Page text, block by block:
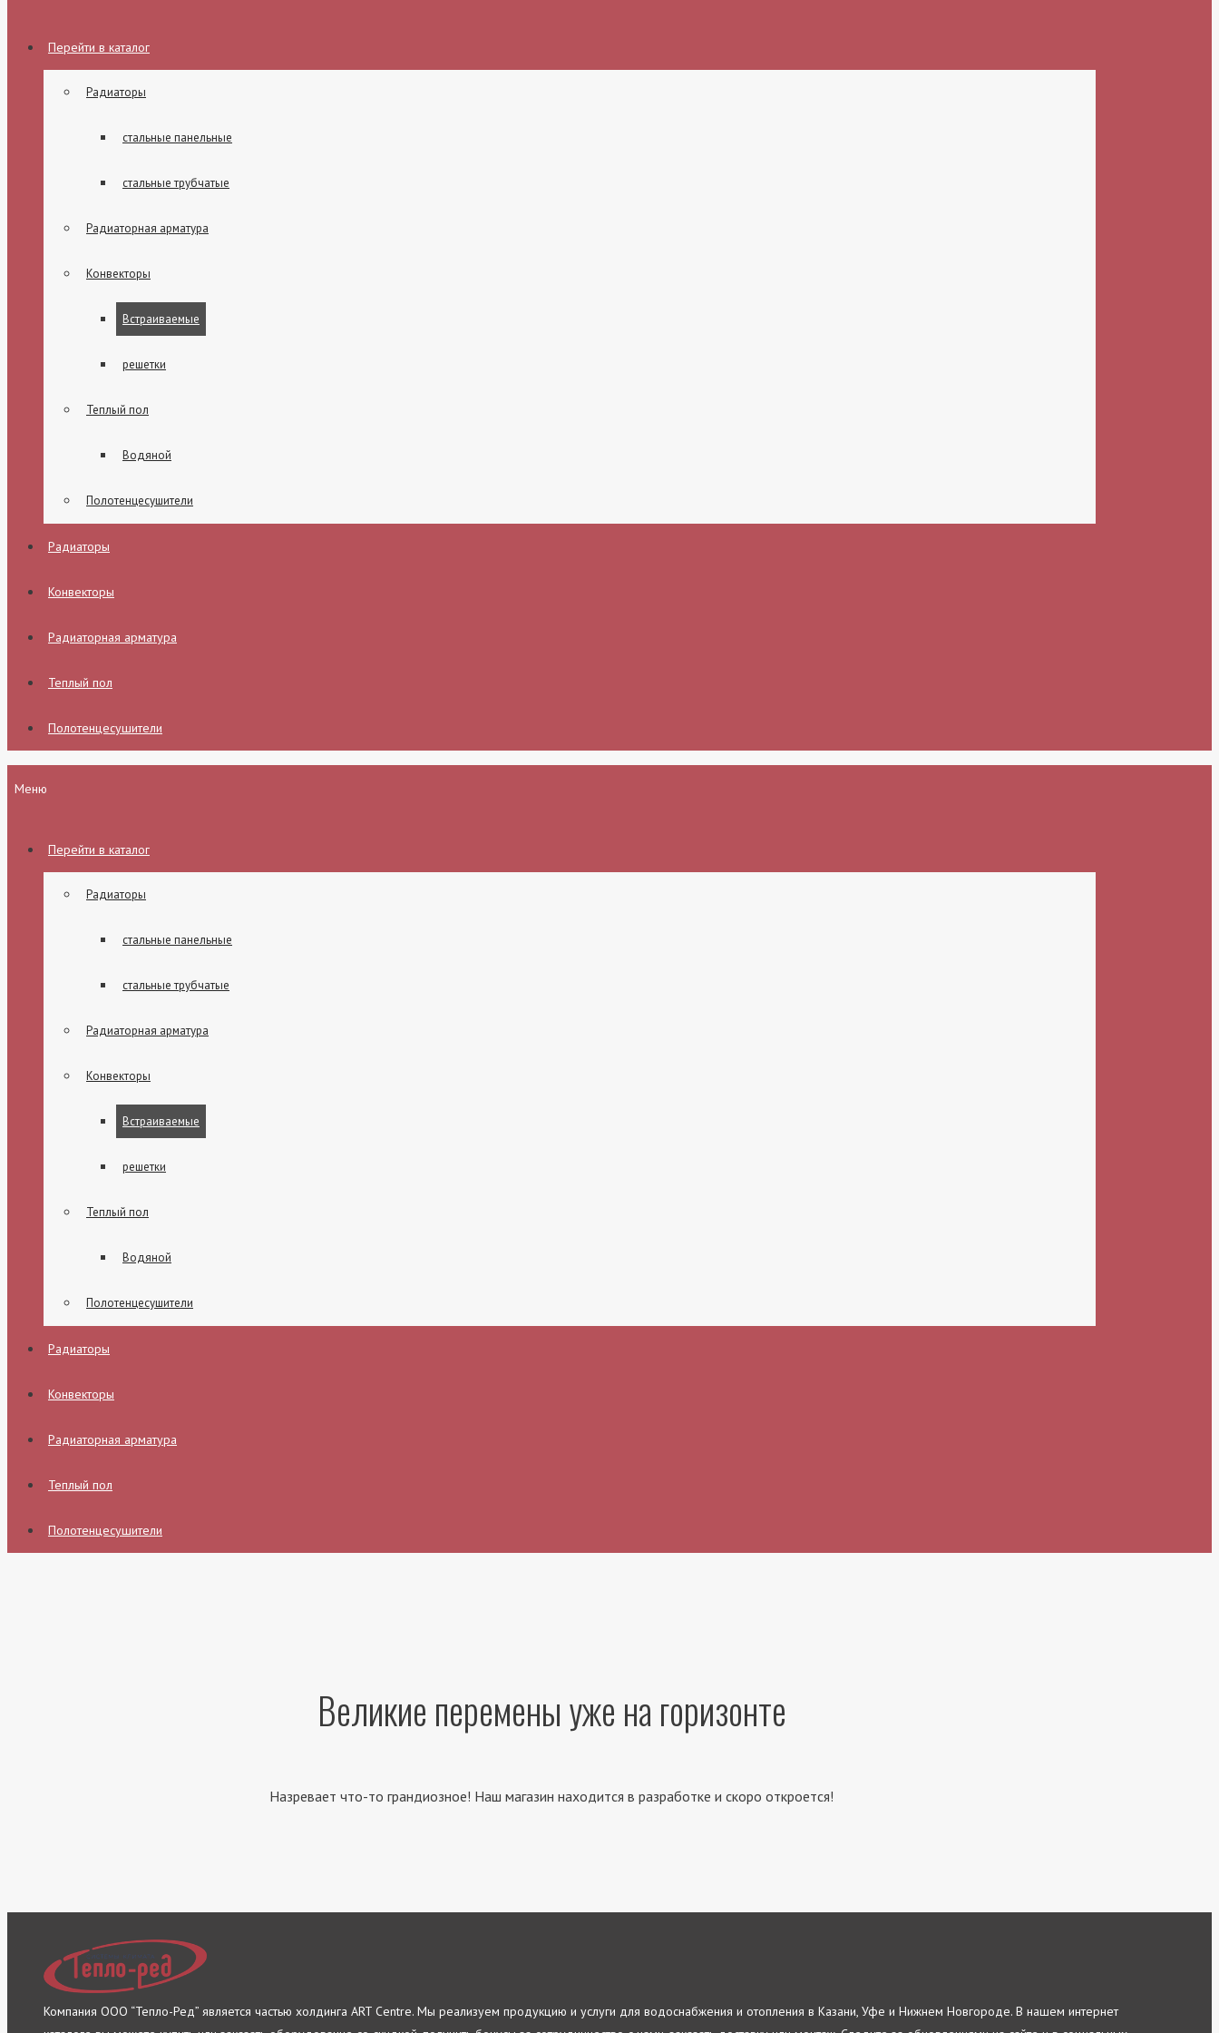
Перейти в каталог
Радиаторы
стальные панельные
стальные трубчатые
Радиаторная арматура
Конвекторы
Встраиваемые
решетки
Теплый пол
Водяной
Полотенцесушители
Радиаторы
Конвекторы
Радиаторная арматура
Теплый пол
Полотенцесушители
Меню
Перейти в каталог
Радиаторы
стальные панельные
стальные трубчатые
Радиаторная арматура
Конвекторы
Встраиваемые
решетки
Теплый пол
Водяной
Полотенцесушители
Радиаторы
Конвекторы
Радиаторная арматура
Теплый пол
Полотенцесушители
Великие перемены уже на горизонте
Назревает что-то грандиозное! Наш магазин находится в разработке и скоро откроется!
Компания ООО “Тепло-Ред” является частью холдинга ART Centre. Мы реализуем продукцию и услуги для водоснабжения и отопления в Казани, Уфе и Нижнем Новгороде. В нашем интернет